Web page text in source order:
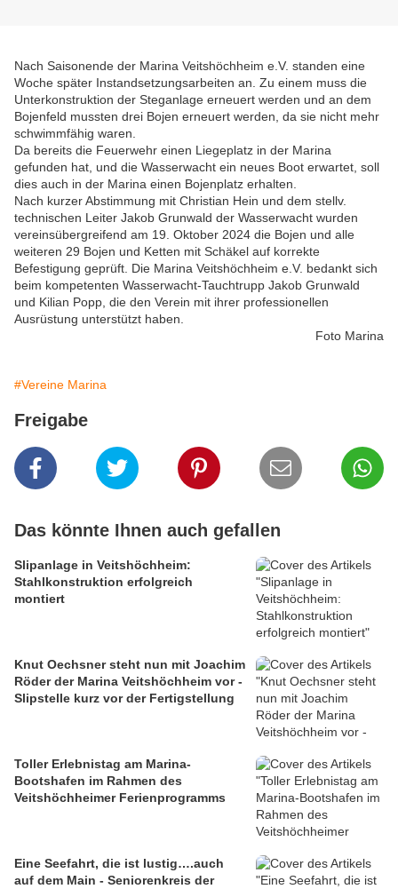
Nach Saisonende der Marina Veitshöchheim e.V. standen eine
Woche später Instandsetzungsarbeiten an. Zu einem muss die
Unterkonstruktion der Steganlage erneuert werden und an dem
Bojenfeld mussten drei Bojen erneuert werden, da sie nicht mehr
schwimmfähig waren.
Da bereits die Feuerwehr einen Liegeplatz in der Marina
gefunden hat, und die Wasserwacht ein neues Boot erwartet, soll
dies auch in der Marina einen Bojenplatz erhalten.
Nach kurzer Abstimmung mit Christian Hein und dem stellv.
technischen Leiter Jakob Grunwald der Wasserwacht wurden
vereinsübergreifend am 19. Oktober 2024 die Bojen und alle
weiteren 29 Bojen und Ketten mit Schäkel auf korrekte
Befestigung geprüft. Die Marina Veitshöchheim e.V. bedankt sich
beim kompetenten Wasserwacht-Tauchtrupp Jakob Grunwald
und Kilian Popp, die den Verein mit ihrer professionellen
Ausrüstung unterstützt haben.
Foto Marina
#Vereine Marina
Freigabe
Das könnte Ihnen auch gefallen
Slipanlage in Veitshöchheim:
Stahlkonstruktion erfolgreich
montiert
Knut Oechsner steht nun mit Joachim
Röder der Marina Veitshöchheim vor -
Slipstelle kurz vor der Fertigstellung
Toller Erlebnistag am Marina-
Bootshafen im Rahmen des
Veitshöchheimer Ferienprogramms
Eine Seefahrt, die ist lustig….auch
auf dem Main - Seniorenkreis der